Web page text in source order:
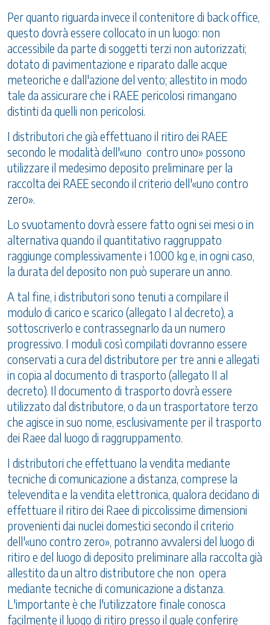
Per quanto riguarda invece il contenitore di back office,
questo dovrà essere collocato in un luogo: non
accessibile da parte di soggetti terzi non autorizzati;
dotato di pavimentazione e riparato dalle acque
meteoriche e dall'azione del vento; allestito in modo
tale da assicurare che i RAEE pericolosi rimangano
distinti da quelli non pericolosi.
I distributori che già effettuano il ritiro dei RAEE
secondo le modalità dell'«uno contro uno» possono
utilizzare il medesimo deposito preliminare per la
raccolta dei RAEE secondo il criterio dell'«uno contro
zero».
Lo svuotamento dovrà essere fatto ogni sei mesi o in
alternativa quando il quantitativo raggruppato
raggiunge complessivamente i 1.000 kg e, in ogni caso,
la durata del deposito non può superare un anno.
A tal fine, i distributori sono tenuti a compilare il
modulo di carico e scarico (allegato I al decreto), a
sottoscriverlo e contrassegnarlo da un numero
progressivo. I moduli così compilati dovranno essere
conservati a cura del distributore per tre anni e allegati
in copia al documento di trasporto (allegato II al
decreto). Il documento di trasporto dovrà essere
utilizzato dal distributore, o da un trasportatore terzo
che agisce in suo nome, esclusivamente per il trasporto
dei Raee dal luogo di raggruppamento.
I distributori che effettuano la vendita mediante
tecniche di comunicazione a distanza, comprese la
televendita e la vendita elettronica, qualora decidano di
effettuare il ritiro dei Raee di piccolissime dimensioni
provenienti dai nuclei domestici secondo il criterio
dell'«uno contro zero», potranno avvalersi del luogo di
ritiro e del luogo di deposito preliminare alla raccolta già
allestito da un altro distributore che non opera
mediante tecniche di comunicazione a distanza.
L'importante è che l'utilizzatore finale conosca
facilmente il luogo di ritiro presso il quale conferire